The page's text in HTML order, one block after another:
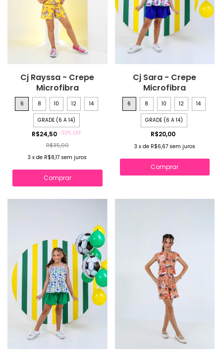
Cj Rayssa - Crepe
Microfibra
6 8 10 12 14
GRADE (6 A 14)
R$24,50 -30% OFF
R$35,00
3 xde R$8,17 sem juros
Comprar
Cj Sara - Crepe
Microfibra
6 8 10 12 14
GRADE (6 A 14)
R$20,00
3 x de R$6,67 sem juros
Comprar